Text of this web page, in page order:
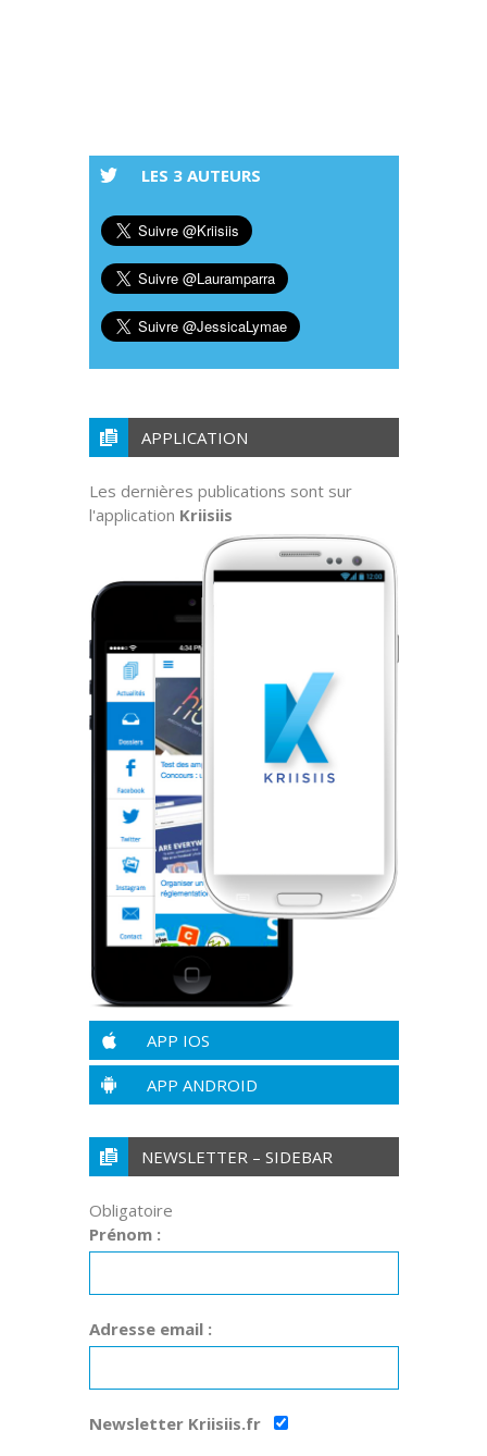
LES 3 AUTEURS
APPLICATION
Les dernières publications sont sur
l'application Kriisiis
APP IOS
APP ANDROID
NEWSLETTER – SIDEBAR
Obligatoire
Prénom :
Adresse email :
Newsletter Kriisiis.fr